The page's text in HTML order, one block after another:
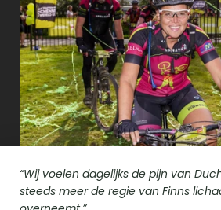
“Wij voelen dagelijks de pijn van
steeds meer de regie van Finns